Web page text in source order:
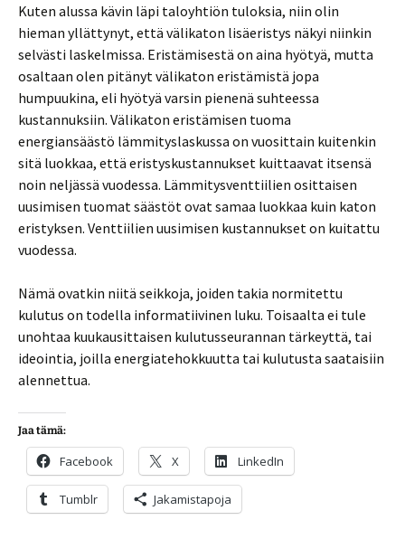
Kuten alussa kävin läpi taloyhtiön tuloksia, niin olin
hieman yllättynyt, että välikaton lisäeristys näkyi niinkin
selvästi laskelmissa. Eristämisestä on aina hyötyä, mutta
osaltaan olen pitänyt välikaton eristämistä jopa
humpuukina, eli hyötyä varsin pienenä suhteessa
kustannuksiin. Välikaton eristämisen tuoma
energiansäästö lämmityslaskussa on vuosittain kuitenkin
sitä luokkaa, että eristyskustannukset kuittaavat itsensä
noin neljässä vuodessa. Lämmitysventtiilien osittaisen
uusimisen tuomat säästöt ovat samaa luokkaa kuin katon
eristyksen. Venttiilien uusimisen kustannukset on kuitattu
vuodessa.
Nämä ovatkin niitä seikkoja, joiden takia normitettu
kulutus on todella informatiivinen luku. Toisaalta ei tule
unohtaa kuukausittaisen kulutusseurannan tärkeyttä, tai
ideointia, joilla energiatehokkuutta tai kulutusta saataisiin
alennettua.
Jaa tämä:
Facebook X LinkedIn
Tumblr Jakamistapoja